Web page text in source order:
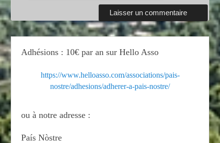
Adhésions : 10€ par an sur Hello Asso
https://www.helloasso.com/associations/pais-
nostre/adhesions/adherer-a-pais-nostre/
ou à notre adresse :
País Nòstre